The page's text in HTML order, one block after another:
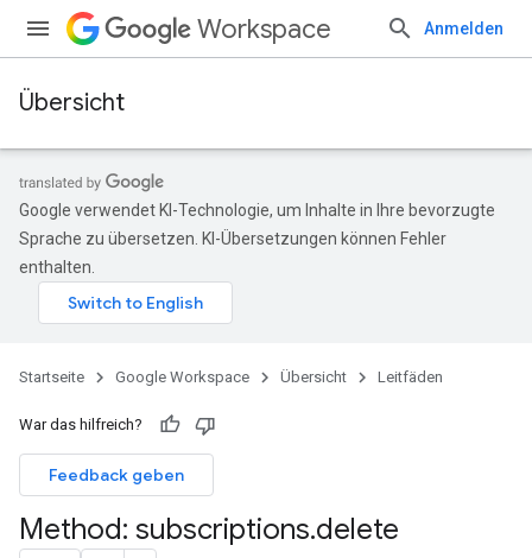
Workspace Anmelden
Übersicht
Google verwendet KI-Technologie, um Inhalte in Ihre bevorzugte
Sprache zu übersetzen. KI-Übersetzungen können Fehler
enthalten.
Startseite Google Workspace Übersicht Leitfäden
War das hilfreich?
Feedback geben
Method: subscriptions.delete